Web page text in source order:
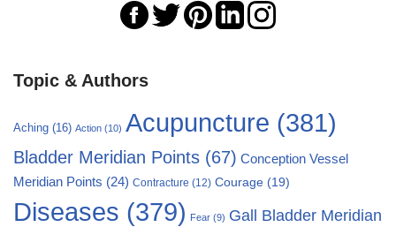
Topic & Authors
Aching (16) Action (10) Acupuncture (381)
Bladder Meridian Points (67) Conception Vessel
Meridian Points (24) Contracture (12) Courage (19)
Diseases (379) Fear (9) Gall Bladder Meridian